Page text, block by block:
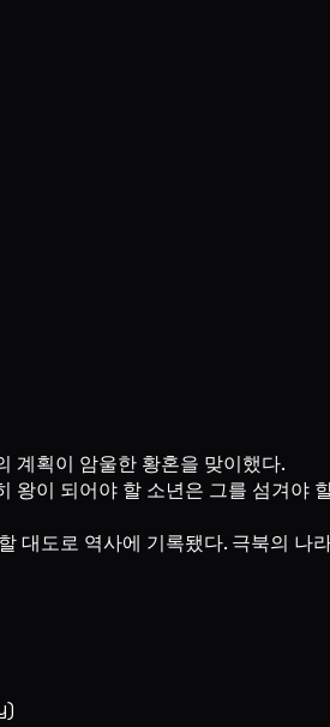
계획이 암울한 황혼을 맞이했다.
왕이 되어야 할 소년은 그를 섬겨
대도로 역사에 기록됐다. 극북의